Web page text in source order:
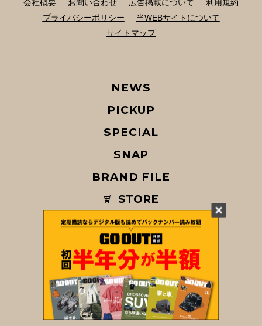
会社概要 お問い合わせ 広告掲載について
利用規約
プライバシーポリシー
当WEBサイトについて
サイトマップ
© COPYRIGHT 2026 GO OUT / SAN-EI CORPORATION Co.,Ltd.
NEWS
PICKUP
SPECIAL
SNAP
BRAND FILE
STORE
MAGAZINE